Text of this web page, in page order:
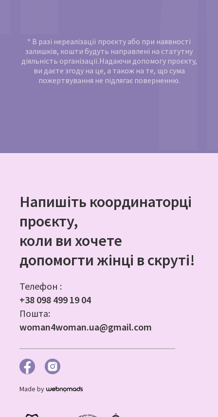
* В разі нереалізації проєкту або при наявності
залишків, кошти будуть направлені на статутну
діяльність організації.Надаючи допомогу проєкту,
ви даєте згоду на це, а також на те, що сума
пожертвування не підлягає поверненню.
Напишіть координаторці
проєкту,
коли ви хочете
допомогти жінці в скруті!
Телефон :
+38 098 499 19 04
Пошта:
woman4woman.ua@gmail.com
Made by